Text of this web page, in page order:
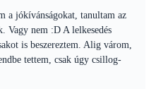
a jókívánságokat, tanultam az
Vagy nem :D A lelkesedés
is beszereztem. Alig várom,
tettem, csak úgy csillog-